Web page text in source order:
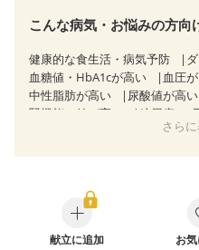
こんな病気・お悩みの方向
健康的な食生活・病気予防
血糖値・HbA1cが高い
血圧
中性脂肪が高い
尿酸値が高い
腎機能の値が高い
糖尿病（2
胃ポリ
糖尿病性腎症（第３期）
CKD（ステージ２）
乳がん
乳がん（ホルモン療法中）
さら
献立に追加 お